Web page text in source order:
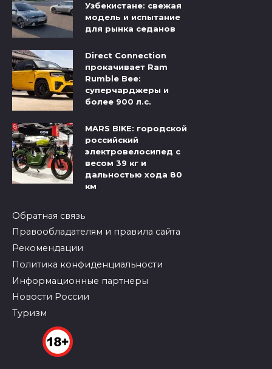
Узбекистане: свежая
модель и испытание
для рынка седанов
Direct Connection
прокачивает Ram
Rumble Bee:
суперчарджеры и
более 900 л.с.
MARS BIKE: городской
российский
электровелосипед с
весом 39 кг и
дальностью хода 80
км
Обратная связь
Правообладателям и правила сайта
Рекомендации
Политика конфиденциальности
Информационные партнеры
Новости России
Туризм